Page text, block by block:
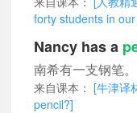
forty students in
Nancy has a
南希有一支钢笔。
来自课本： [牛津译
pencil?]